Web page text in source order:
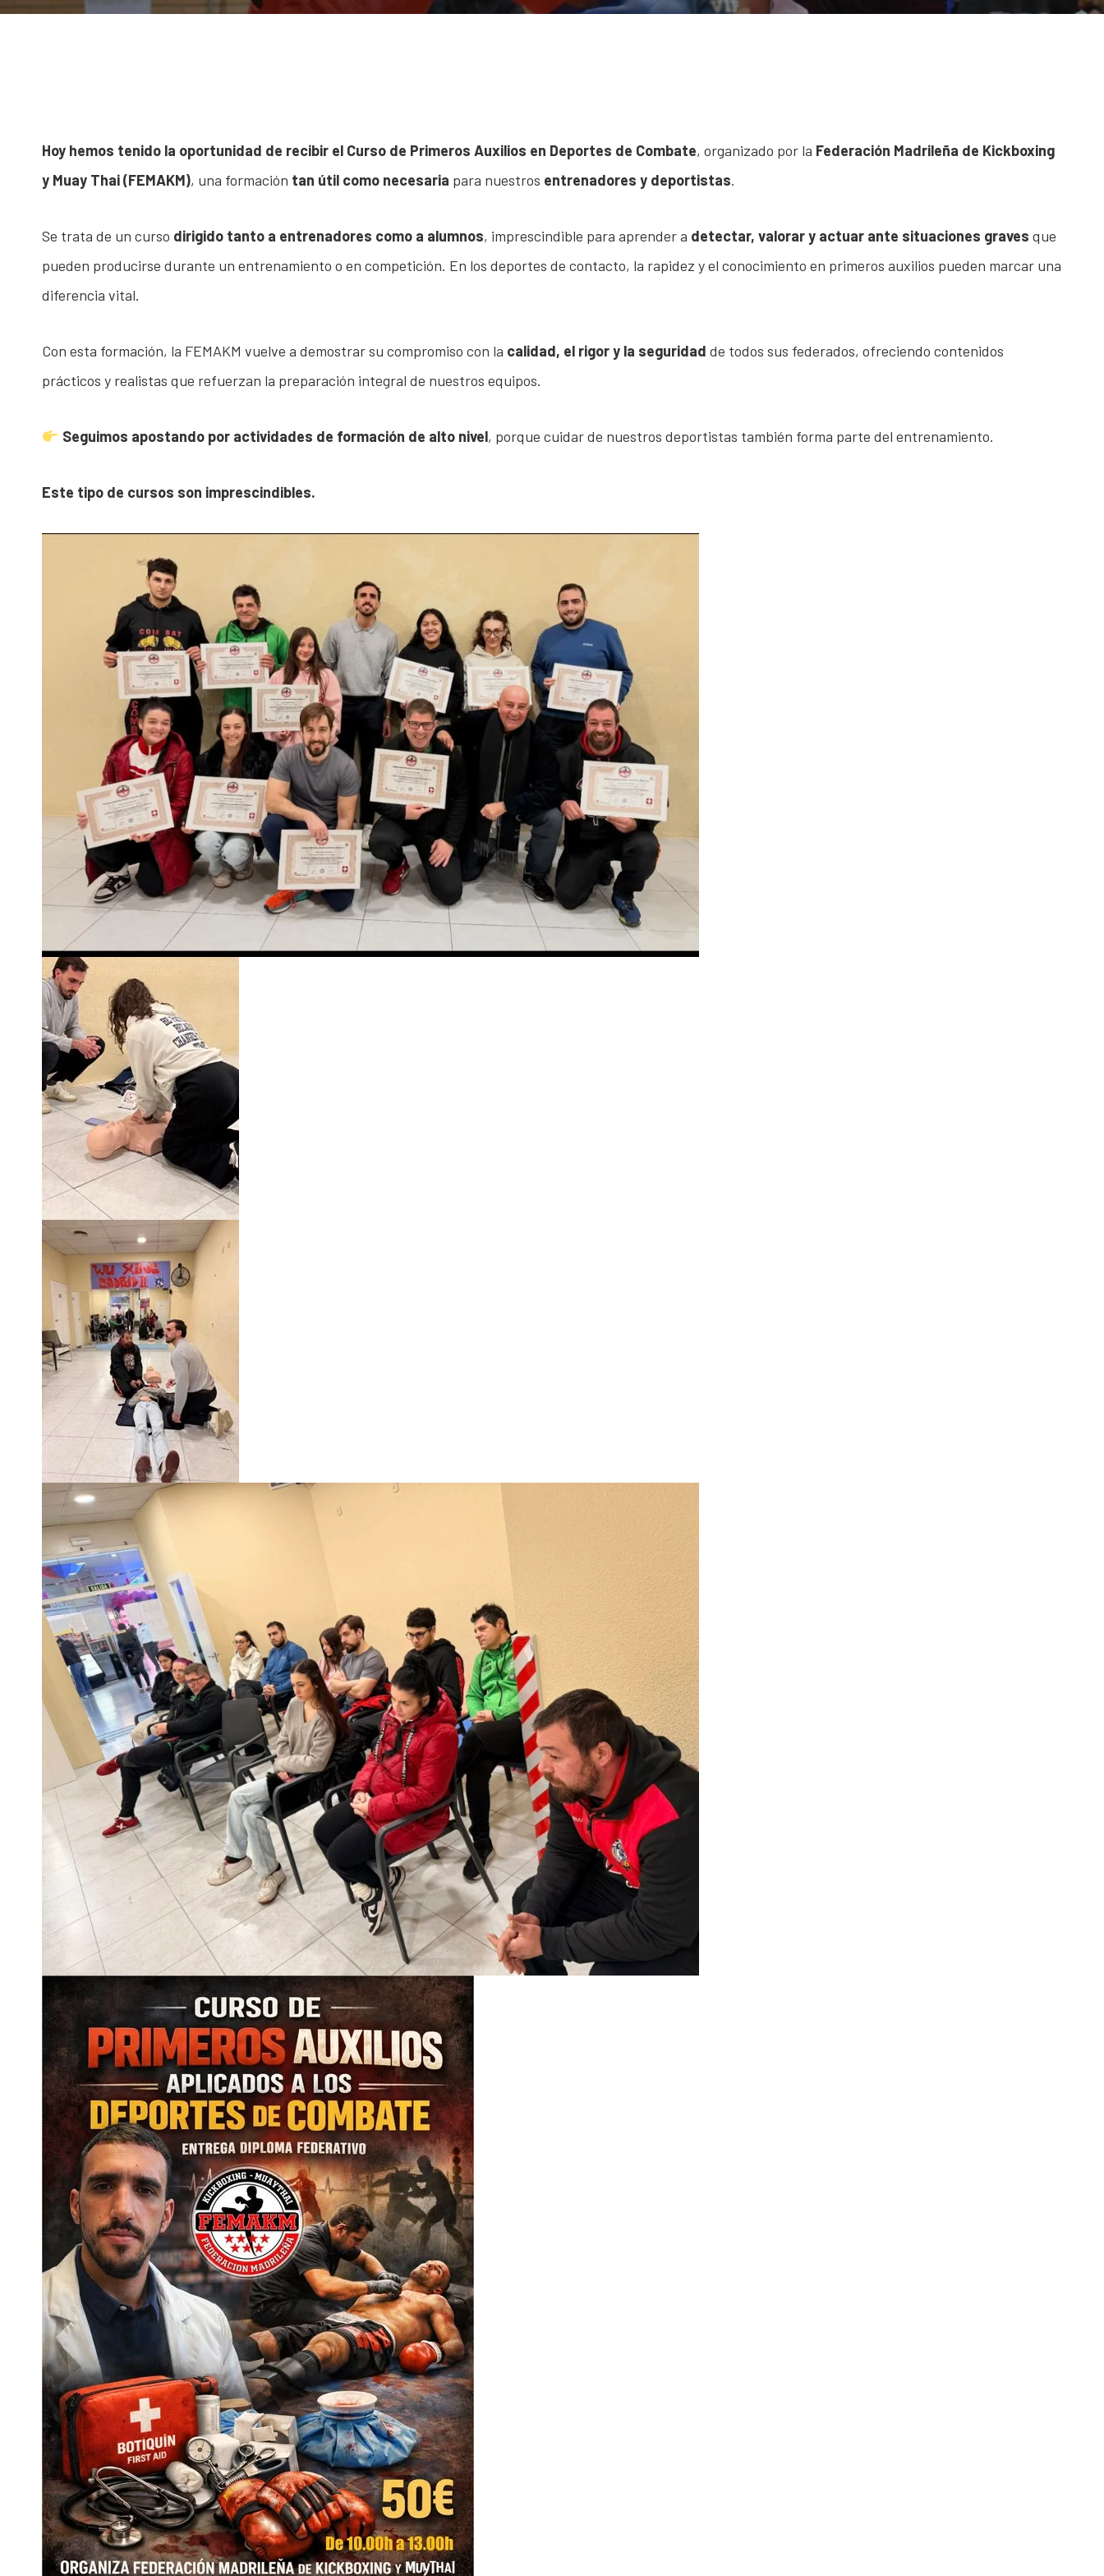
Hoy hemos tenido la oportunidad de recibir el Curso de Primeros Auxilios en Deportes de Combate, organizado por la Federación Madrileña de Kickboxing
y Muay Thai(FEMAKM), una formación tan útil como necesaria para nuestros entrenadores y deportistas.
Se trata de un curso dirigido tanto a entrenadores como a alumnos, imprescindible para aprender a detectar, valorar y actuar ante situaciones graves que
pueden producirse durante un entrenamiento o en competición. En los deportes de contacto, la rapidez y el conocimiento en primeros auxilios pueden marcar una
diferencia vital.
Con esta formación, la FEMAKM vuelve a demostrar su compromiso con la calidad, el rigor y la seguridad de todos sus federados, ofreciendo contenidos
prácticos y realistas que refuerzan la preparación integral de nuestros equipos.
Seguimos apostando por actividades de formación de alto nivel, porque cuidar de nuestros deportistas también forma parte del entrenamiento.
Este tipo de cursos son imprescindibles.